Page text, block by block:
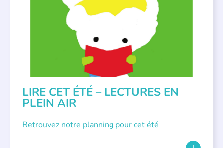
LITTÉRATURE JEUNESSE
LIRE CET ÉTÉ – LECTURES EN
PLEIN AIR
Retrouvez notre planning pour cet été